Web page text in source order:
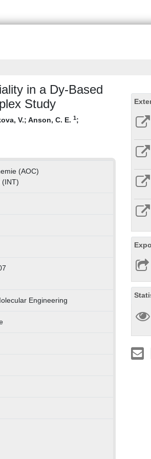
in a Dy-Based
Study
V.; Anson, C. E. 1;
(AOC)
(INT)
Engineering